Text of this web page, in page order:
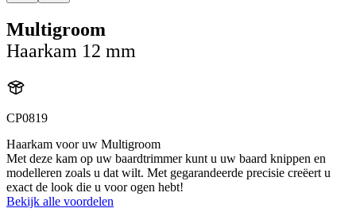
Multigroom
Haarkam 12 mm
CP0819
Haarkam voor uw Multigroom
Met deze kam op uw baardtrimmer kunt u uw baard knippen en
modelleren zoals u dat wilt. Met gegarandeerde precisie creëert u
exact de look die u voor ogen hebt!
Bekijk alle voordelen